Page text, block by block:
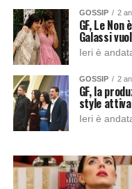
GOSSIP 2
GF, Le
Galassi
GOSSIP 2
GF, la
style